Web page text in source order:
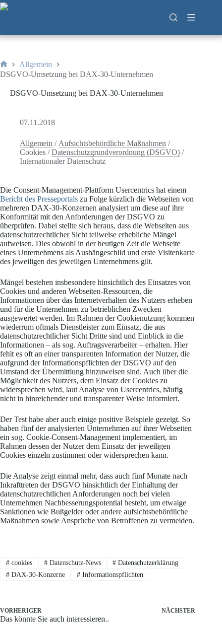
Zum
Inhalt
Start
Allgemein
DSGVO-Umsetzung bei DAX-30-Unternehmen
DSGVO-Umsetzung bei DAX-30-Unternehmen
07.11.2018
Allgemein / Aufsichtsbehördliche Maßnahmen /
Cookies /Datenschutzgrundverordnung (DSGVO) /
Internationaler Datenschutz
Die Consent-Management-Plattform Usercentrics hat einem
Bericht des Presseportals zu Folge kürzlich die Webseiten von
mehreren DAX-30-Konzernen analysiert um diese auf ihre
Konformität mit den Anforderungen der DSGVO zu
überprüfen. Dabei stellte sich heraus, dass die Webseiten aus
datenschutzrechtlicher Sicht teilweise erhebliche Mängel
aufweisen. Dies obwohl in der heutigen Zeit die Webseite
eines Unternehmens als Aushängeschild und erste Visitenkarte
des jeweiligen des jeweiligen Unternehmens gilt.
Mängel bestehen insbesondere hinsichtlich des Einsatzes von
Cookies und anderen Webseiten-Ressourcen, die
Informationen über das Internetverhalten des Nutzers erheben
und für die Unternehmen zu betrieblichen Zwecken
ausgewertet werden. Im Rahmen der Cookienutzung kommen
wiederrum oftmals Dienstleister zum Einsatz, die aus
datenschutzrechtlicher Sicht Dritte sind und Einblick in die
Informationen – als sog. Auftragsverarbeiter – erhalten. Hier
fehlt es oft an einer transparenten Information der Nutzer, die
aufgrund der Informationspflichten der DSGVO auf den
Umstand der Übermittlung hinzuweisen sind. Auch über die
Möglichkeit des Nutzers, dem Einsatz der Cookies zu
widersprechen wird, laut Analyse von Usercentrics, häufig
nicht in hinreichender und transparenter Weise informiert.
Der Test habe aber auch einige positive Beispiele gezeigt. So
haben fünf der analysierten Unternehmen auf ihrer Webseiten
ein sog. Cookie-Consent-Management implementiert, im
Rahmen dessen der Nutzer dem Einsatz der jeweiligen
Cookies einzeln zustimmen oder widersprechen kann.
Die Analyse zeigt einmal mehr, dass auch fünf Monate nach
Inkrafttreten der DSGVO hinsichtlich der Einhaltung der
datenschutzrechtlichen Anforderungen noch bei vielen
Unternehmen Nachbesserungspotential besteht, um etwaige
Sanktionen wie Bußgelder oder andere aufsichtsbehördliche
Maßnahmen sowie Ansprüche von Betroffenen zu vermeiden.
#cookies #Datenschutz-News # Datenschutzerklärung
#DAX-30-Konzerne #Informationspflichten
VORHERIGER NÄCHSTER
Das könnte Sie auch interessieren..